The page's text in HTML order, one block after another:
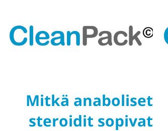
Mitkä anaboliset
steroidit sopivat